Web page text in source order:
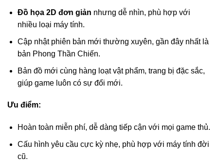
Đồ họa 2D đơn giản nhưng dễ nhìn, phù hợp với
nhiều loại máy tính.
Cập nhật phiên bản mới thường xuyên, gần đây nhất là
bản Phong Thần Chiến.
Bản đồ mới cùng hàng loạt vật phẩm, trang bị đặc sắc,
giúp game luôn có sự đổi mới.
Ưu điểm:
Hoàn toàn miễn phí, dễ dàng tiếp cận với mọi game thủ.
Cấu hình yêu cầu cực kỳ nhẹ, phù hợp với máy tính đời
cũ.